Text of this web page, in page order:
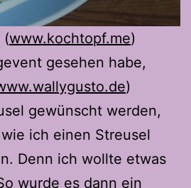
(www.kochtopf.me)
gesehen habe,
)
gewünscht werden,
ich einen Streusel
Denn ich wollte etwas
wurde es dann ein